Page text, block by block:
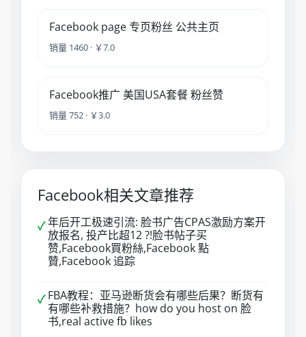
Facebook page 专页粉丝 公共主页
销量 1460 · ￥7.0
Facebook推广 美国USA套餐 粉丝赞
销量 752 · ￥3.0
Facebook相关文章推荐
✓年后开工极速引流: 脸书广告CPAS激励方案开
放报名, 投产比超12 ?!脸书帖子买
赞,Facebook買粉絲,Facebook 點
贊,Facebook 追踪
✓ FBA教程：亚马逊断货会有哪些后果？断货有
有哪些补救措施？how do you host on 脸
书,real active fb likes